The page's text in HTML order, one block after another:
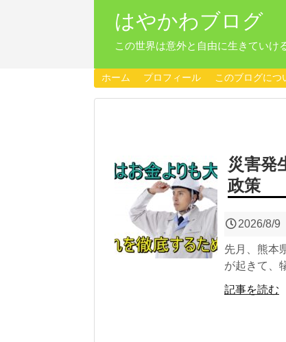
はやかわブログ
この世界は意外と自由に生きていけ
ホーム プロフィール このブログにつ
災害発
政策
2026/8/9
先月、熊本
が起きて、
記事を読む